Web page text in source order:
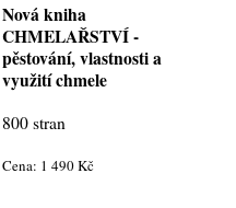
Nová kniha
CHMELAŘSTVÍ -
pěstování, vlastnosti a
využití chmele
800 stran
Cena: 1 490 Kč